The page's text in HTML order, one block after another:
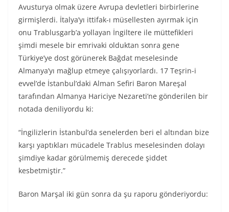
Avusturya olmak üzere Avrupa devletleri birbirlerine
girmişlerdi. İtalya’yı ittifak-ı müsellesten ayırmak için
onu Trablusgarb’a yollayan İngiltere ile müttefikleri
şimdi mesele bir emrivaki olduktan sonra gene
Türkiye’ye dost görünerek Bağdat meselesinde
Almanya’yı mağlup etmeye çalışıyorlardı. 17 Teşrin-i
evvel’de İstanbul’daki Alman Sefiri Baron Mareşal
tarafından Almanya Hariciye Nezareti’ne gönderilen bir
notada deniliyordu ki:
“İngilizlerin İstanbul’da senelerden beri el altından bize
karşı yaptıkları mücadele Trablus meselesinden dolayı
şimdiye kadar görülmemiş derecede şiddet
kesbetmiştir.”
Baron Marşal iki gün sonra da şu raporu gönderiyordu: